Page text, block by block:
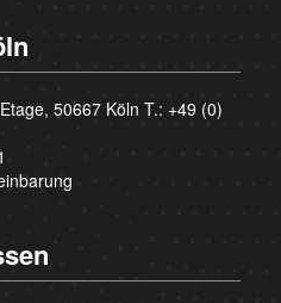
50667 Köln T.: +49 (0)